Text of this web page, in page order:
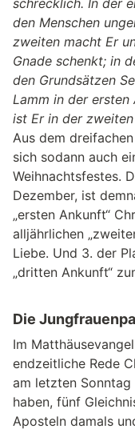
schrecklich. In der
den Menschen
zweiten macht Er
Gnade schenkt; in
den Grundsätzen
Lamm in der
ist Er in der
Aus dem
sich sodann auch
Weihnachtsfestes.
Dezember, ist
„ersten Ankunft“
alljährlichen
Liebe. Und 3. der
„dritten Ankunft“
Die
Im
endzeitliche Rede
am letzten
haben, fünf
Aposteln damals